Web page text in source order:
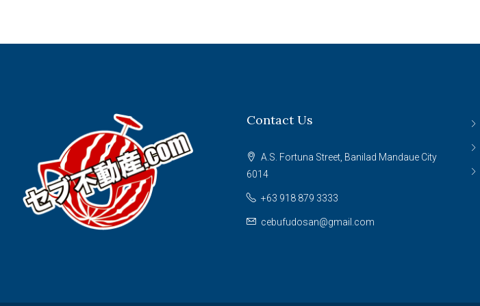
Contact Us
A.S. Fortuna Street, Banilad Mandaue City
6014
+63 918 879 3333
cebufudosan@gmail.com